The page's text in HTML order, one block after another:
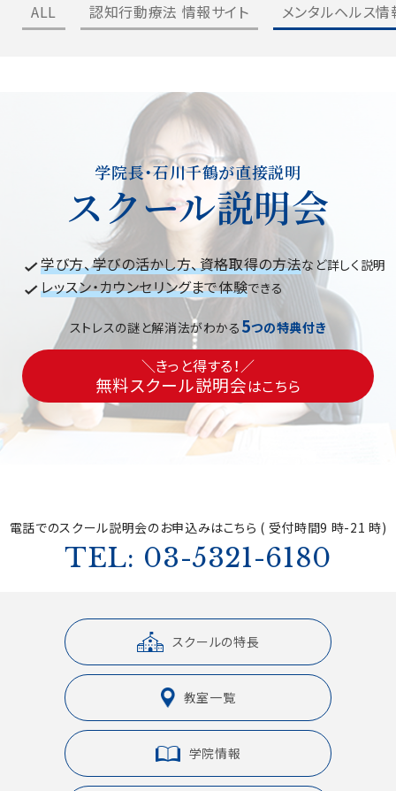
ALL 認知行動療法 情報サイト メンタルヘルス
学院長・石川千鶴が直接説明
スクール説明会
学び方、学びの活かし方、資格取得の方法など詳しく説明
レッスン・カウンセリングまで体験できる
ストレスの謎と解消法がわかる 5つの特典付き
＼きっと得する！／
無料スクール説明会はこちら
電話でのスクール説明会のお申込みはこちら ( 受付時間9 時-21 時)
TEL: 03-5321-6180
スクールの特長
教室一覧
学院情報